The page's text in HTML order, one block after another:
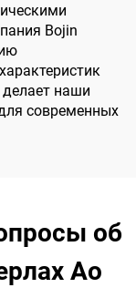
Bojin
наши
современных
об
Ao